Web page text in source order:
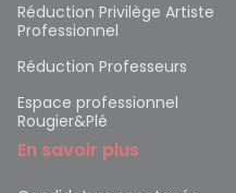
Réduction Privilège Artiste
Professionnel
Réduction Professeurs
Espace professionnel
Rougier&Plé
En savoir plus